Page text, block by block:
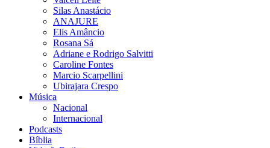
Silas Anastácio
ANAJURE
Elis Amâncio
Rosana Sá
Adriane e Rodrigo Salvitti
Caroline Fontes
Marcio Scarpellini
Ubirajara Crespo
Música
Nacional
Internacional
Podcasts
Bíblia